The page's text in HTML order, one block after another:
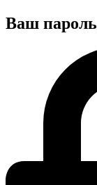
Ваш пароль